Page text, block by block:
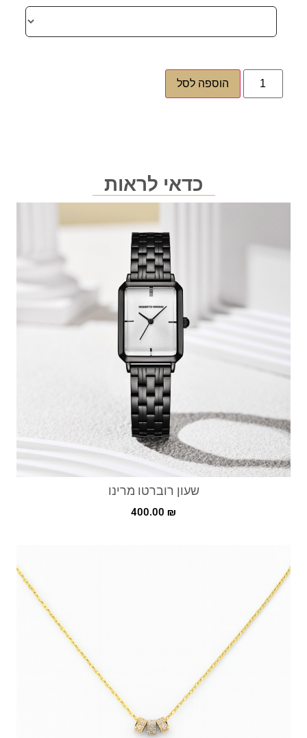
הוספה לסל
כדאי לראות
שעון רוברטו מרינו
400.00 ₪